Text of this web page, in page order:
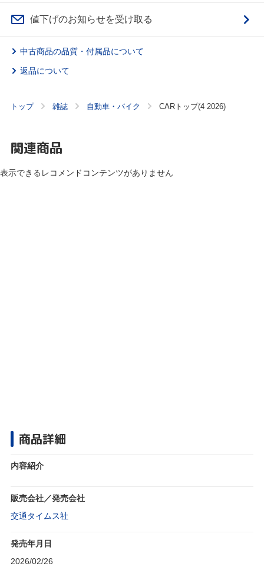
値下げのお知らせを受け取る
中古商品の品質・付属品について
返品について
トップ 雑誌 自動車・バイク CARトップ(4 2026)
関連商品
表示できるレコメンドコンテンツがありません
商品詳細
内容紹介
販売会社／発売会社
交通タイムス社
発売年月日
2026/02/26